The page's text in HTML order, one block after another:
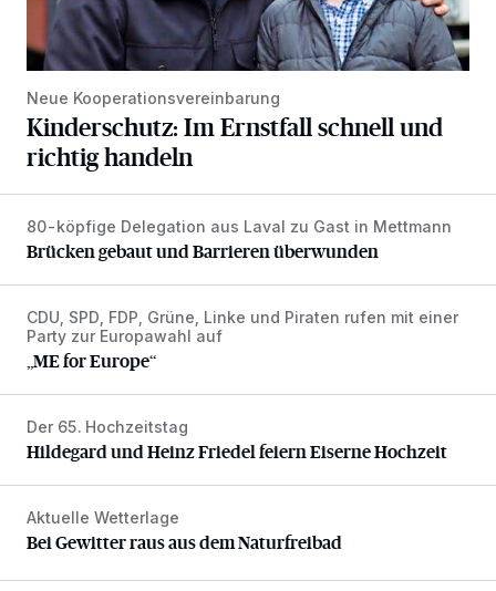
Neue Kooperationsvereinbarung
Kinderschutz: Im Ernstfall schnell und
richtig handeln
Brücken gebaut und Barrieren überwunden
80-köpfige Delegation aus Laval zu Gast in Mettmann
Brücken gebaut und Barrieren überwunden
„ME for Europe“
CDU, SPD, FDP, Grüne, Linke und Piraten rufen mit einer
Party zur Europawahl auf
„ME for Europe“
Hildegard und Heinz Friedel feiern Eiserne Hochzeit
Der 65. Hochzeitstag
Hildegard und Heinz Friedel feiern Eiserne Hochzeit
Bei Gewitter raus aus dem Naturfreibad
Aktuelle Wetterlage
Bei Gewitter raus aus dem Naturfreibad